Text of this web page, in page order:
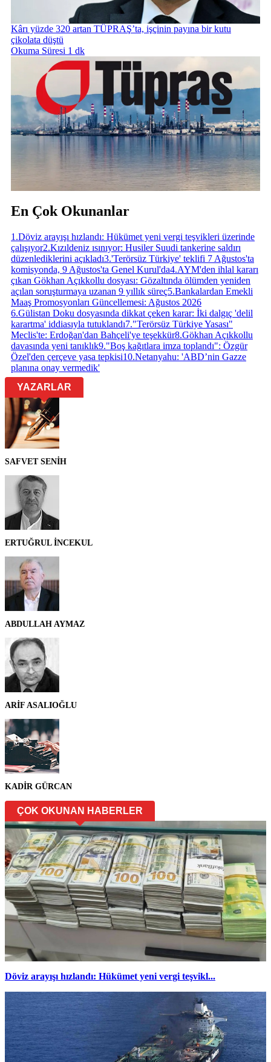
Kârı yüzde 320 artan TÜPRAŞ’ta, işçinin payına bir kutu
çikolata düştü
Okuma Süresi 1 dk
En Çok Okunanlar
1 .Döviz arayışı hızlandı: Hükümet yeni vergi teşvikleri üzerinde
çalışıyor2.Kızıldeniz ısınıyor: Husiler Suudi tankerine saldırı
düzenlediklerini açıkladı3.'Terörsüz Türkiye' teklifi 7 Ağustos'ta
komisyonda, 9 Ağustos'ta Genel Kurul'da4.AYM'den ihlal kararı
çıkan Gökhan Açıkkollu dosyası: Gözaltında ölümden yeniden
açılan soruşturmaya uzanan 9 yıllık süreç5.Bankalardan Emekli
Maaş Promosyonları Güncellemesi: Ağustos 2026
6.Gülistan Doku dosyasında dikkat çeken karar: İki dalgıç 'delil
karartma' iddiasıyla tutuklandı7."Terörsüz Türkiye Yasası"
Meclis'te: Erdoğan'dan Bahçeli'ye teşekkür8.Gökhan Açıkkollu
davasında yeni tanıklık9."Boş kağıtlara imza toplandı": Özgür
Özel'den çerçeve yasa tepkisi10.Netanyahu: 'ABD’nin Gazze
planına onay vermedik'
YAZARLAR
SAFVET SENİH
ERTUĞRUL İNCEKUL
ABDULLAH AYMAZ
ARİF ASALIOĞLU
KADİR GÜRCAN
ÇOK OKUNAN HABERLER
Döviz arayışı hızlandı: Hükümet yeni vergi teşvikl...